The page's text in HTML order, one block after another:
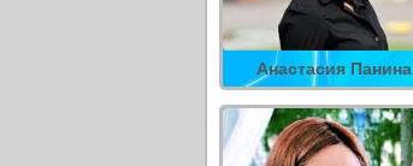
Анастасия Панина